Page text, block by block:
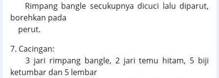
Rimpang bangle secukupnya dicuci lalu diparut,
borehkan pada
perut.
7. Cacingan:
3 jari rimpang bangle, 2 jari temu hitam, 5 biji
ketumbar dan 5 lembar